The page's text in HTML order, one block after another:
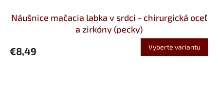
Náušnice mačacia labka v srdci - chirurgická oceľ
a zirkóny (pecky)
€8,49 Vyberte variantu